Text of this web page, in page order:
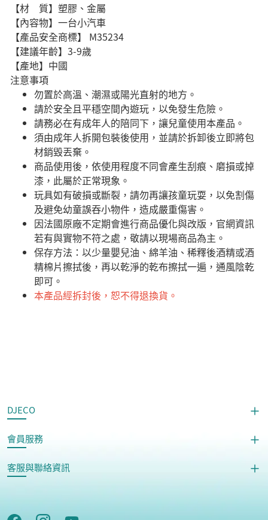
【材 質】塑膠、金屬
【內容物】一台小汽車
【產品安全商標】 M35234
【建議年齡】3-9歲
【產地】中國
注意事項
勿置於高溫、潮濕或陽光直射的地方。
請於安全且平穩空間內遊玩，以免發生危險。​
請務必在有成年人的陪同下，讓兒童使用本產品。
須由成年人拆開包裝後使用，並請於拆卸後立即將包
材銷毀丟棄。
商品使用後，依使用程度不同會產生刮痕、磨損或掉
漆，此屬於正常現象。
玩具如有破損或斷裂，請勿再讓孩童玩耍，以免割傷
及避免幼童誤吞小物件，造成嚴重傷害。
因法國原廠不定期會進行商品優化與改版，官網資訊
若有與實物不符之處，敬請以現場商品為主。
​保存方法：以少量嬰兒油、綿羊油、稀釋後酒精或酒
精棉片擦拭後，再以乾淨的乾布擦拭一遍，通風陰乾
即可。
本產品經拆封後，恕不得退換貨。
DJECO
會員服務
客服與聯絡資訊